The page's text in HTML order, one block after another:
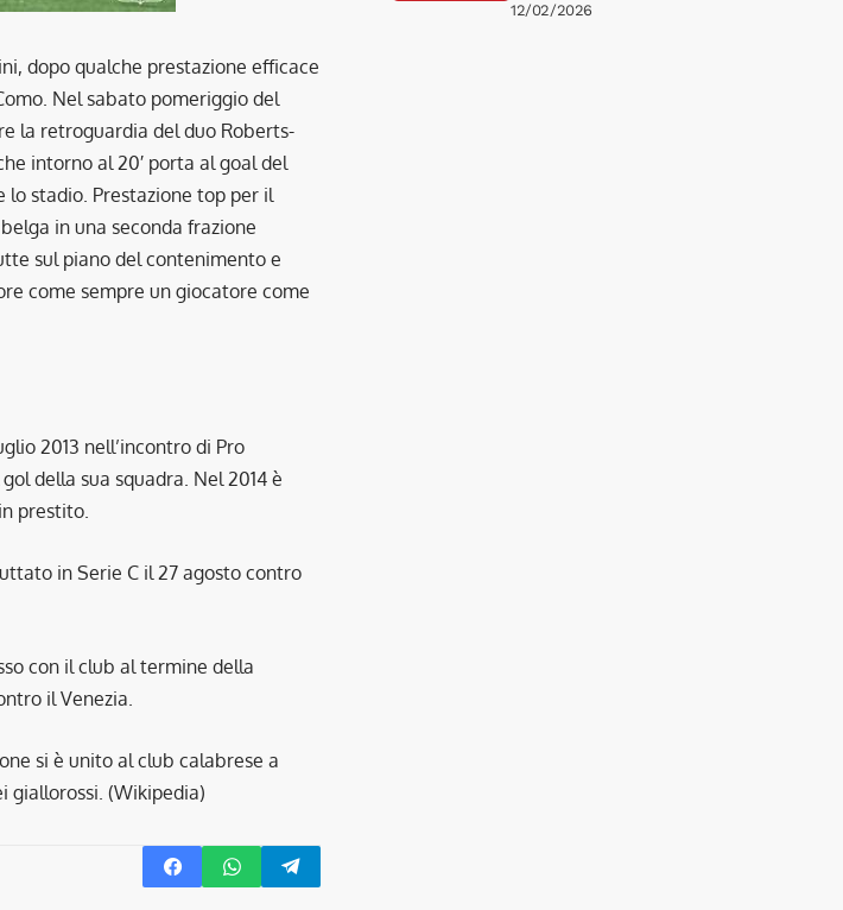
dopo qualche prestazione efficace
Nel sabato pomeriggio del
la retroguardia del duo Roberts-
intorno al 20′ porta al goal del
lo stadio. Prestazione top per il
in una seconda frazione
sul piano del contenimento e
come sempre un giocatore come
2013 nell’incontro di Pro
della sua squadra. Nel 2014 è
prestito.
in Serie C il 27 agosto contro
con il club al termine della
il Venezia.
si è unito al club calabrese a
giallorossi. (Wikipedia)
12/02/2026